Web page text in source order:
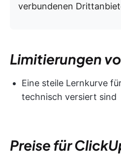
verbundenen
Limitierungen
Eine steile Lernkurve
technisch versiert sind
Preise für